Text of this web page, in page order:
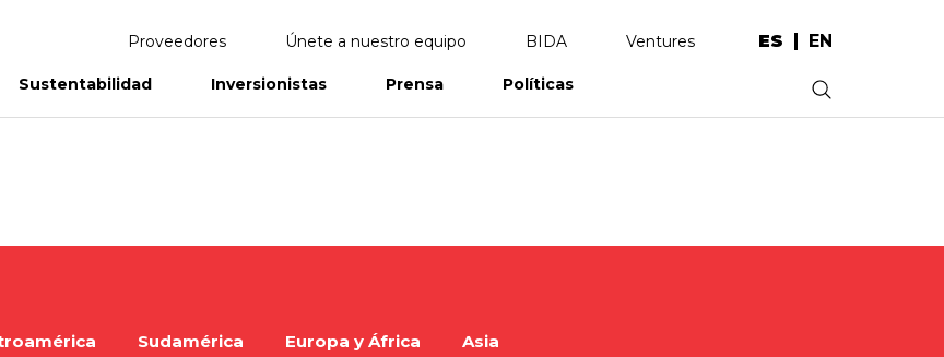
Proveedores Únete a nuestro equipo BIDA Ventures ES EN
Sustentabilidad Inversionistas Prensa Políticas .
Sudamérica Europa y África Asia